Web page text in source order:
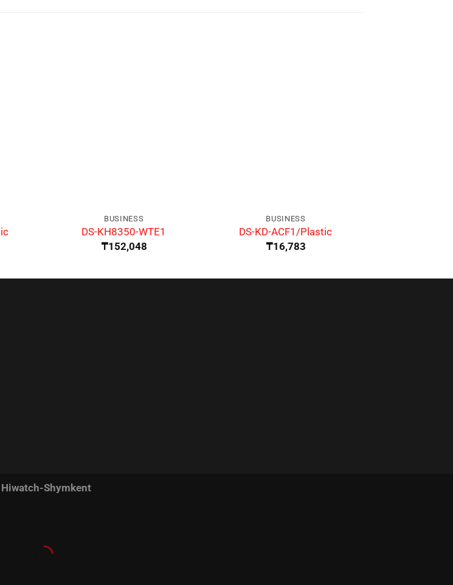
BUSINESS
DS-KH8350-WTE1
₸152,048
BUSINESS
DS-KD-ACF1/Plastic
₸16,783
Shymkent